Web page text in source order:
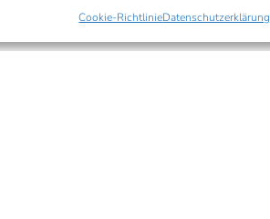
Cookie-RichtlinieDatenschutzerklärung